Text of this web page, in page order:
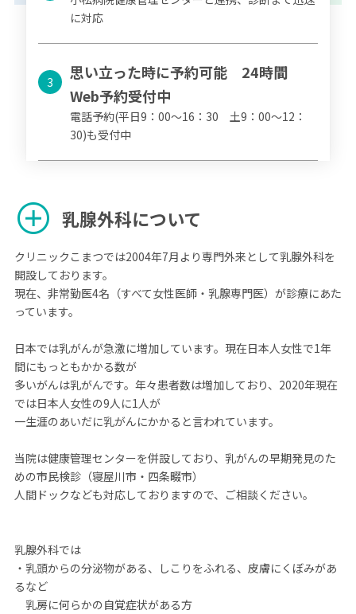
に対応
3
思い立った時に予約可能 24時間
Web予約受付中
電話予約(平日9：00～16：30 土9：00～12：
30)も受付中
add_circle 乳腺外科について
クリニックこまつでは2004年7月より専門外来として乳腺外科を
開設しております。
現在、非常勤医4名（すべて女性医師・乳腺専門医）が診療にあた
っています。
日本では乳がんが急激に増加しています。現在日本人女性で1年
間にもっともかかる数が
多いがんは乳がんです。年々患者数は増加しており、2020年現在
では日本人女性の9人に1人が
一生涯のあいだに乳がんにかかると言われています。
当院は健康管理センターを併設しており、乳がんの早期発見のた
めの市民検診（寝屋川市・四条畷市）
人間ドックなども対応しておりますので、ご相談ください。
乳腺外科では
・乳頭からの分泌物がある、しこりをふれる、皮膚にくぼみがあ
るなど
乳房に何らかの自覚症状がある方